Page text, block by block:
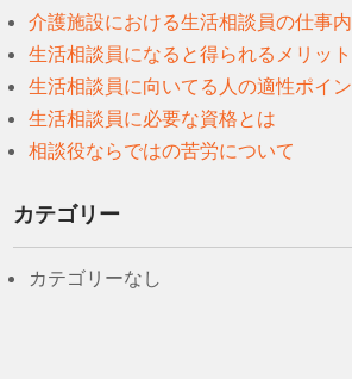
介護施設における生活相談員の仕事
生活相談員になると得られるメリット
生活相談員に向いてる人の適性ポイ
生活相談員に必要な資格とは
相談役ならではの苦労について
カテゴリー
カテゴリーなし